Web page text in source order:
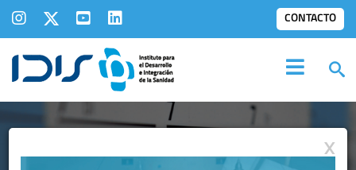
CONTACTO
X